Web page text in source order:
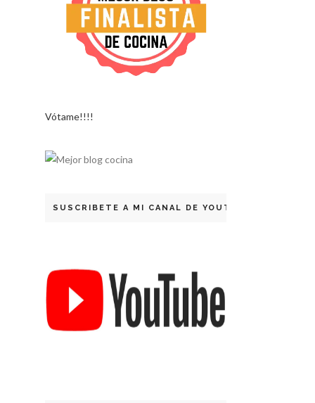
Vótame!!!!
SUSCRIBETE A MI CANAL DE YOUTUBE